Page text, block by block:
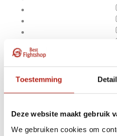
Toestemming
Deze website maakt gebruik
We gebruiken cookies om